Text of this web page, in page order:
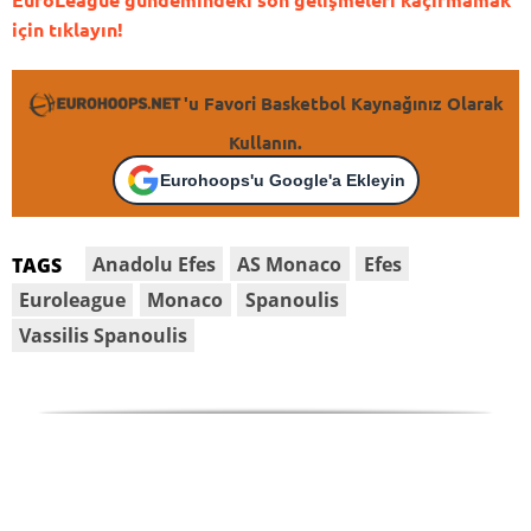
için tıklayın!
'u Favori Basketbol Kaynağınız Olarak
Kullanın.
Eurohoops'u Google'a Ekleyin
TAGS Anadolu Efes AS Monaco
Efes
Euroleague
Monaco
Spanoulis
Vassilis Spanoulis